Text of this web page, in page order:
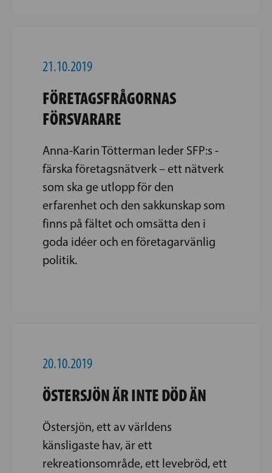
21.10.2019
FÖRETAGSFRÅGORNAS
FÖRSVARARE
Anna-Karin Tötterman leder SFP:s ­
färska företagsnätverk – ett nätverk
som ska ge utlopp för den
erfarenhet och den sakkunskap som
finns på fältet och omsätta den i
goda idéer och en företagarvänlig
politik.
20.10.2019
ÖSTERSJÖN ÄR INTE DÖD ÄN
Östersjön, ett av världens
känsligaste hav, är ett
rekreationsområde, ett levebröd, ett